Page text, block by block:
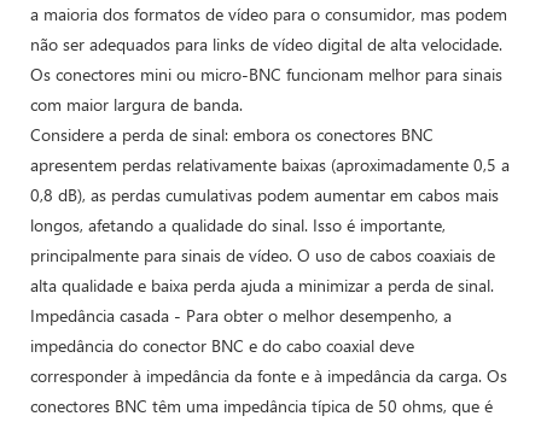
a maioria dos formatos de vídeo para o consumidor, mas podem
não ser adequados para links de vídeo digital de alta velocidade.
Os conectores mini ou micro-BNC funcionam melhor para sinais
com maior largura de banda.
Considere a perda de sinal: embora os conectores BNC
apresentem perdas relativamente baixas (aproximadamente 0,5 a
0,8 dB), as perdas cumulativas podem aumentar em cabos mais
longos, afetando a qualidade do sinal. Isso é importante,
principalmente para sinais de vídeo. O uso de cabos coaxiais de
alta qualidade e baixa perda ajuda a minimizar a perda de sinal.
Impedância casada - Para obter o melhor desempenho, a
impedância do conector BNC e do cabo coaxial deve
corresponder à impedância da fonte e à impedância da carga. Os
conectores BNC têm uma impedância típica de 50 ohms, que é